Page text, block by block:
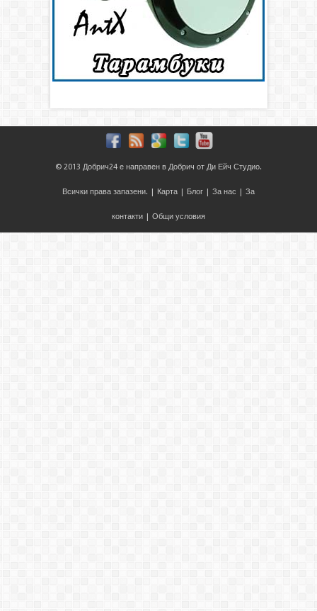
© 2013 Добрич24 е направен в Добрич от Ди Ейч Студио.
Всички права запазени. | Карта Блог За нас За
контакти Общи условия